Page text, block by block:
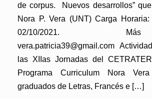
de corpus. Nuevos desarrollos”
Nora P. Vera (UNT) Carga
02/10/2021. Más
vera.patricia39@gmail.com
las XIIas Jornadas del
Programa Curriculum Nora Vera
graduados de Letras, Francés e […]